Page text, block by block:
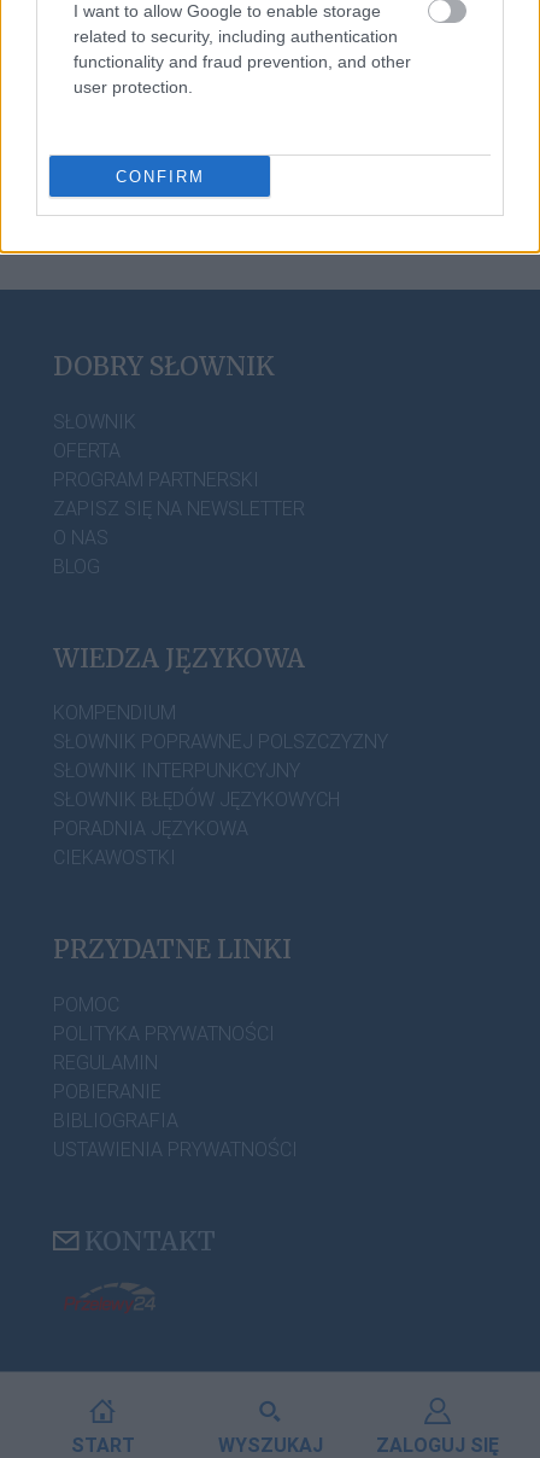
I want to allow Google to enable storage
related to security, including authentication
functionality and fraud prevention, and other
user protection.
CONFIRM
sylabotoniczny
DOBRY SŁOWNIK
SŁOWNIK
OFERTA
PROGRAM PARTNERSKI
ZAPISZ SIĘ NA NEWSLETTER
O NAS
BLOG
WIEDZA JĘZYKOWA
KOMPENDIUM
SŁOWNIK POPRAWNEJ POLSZCZYZNY
SŁOWNIK INTERPUNKCYJNY
SŁOWNIK BŁĘDÓW JĘZYKOWYCH
PORADNIA JĘZYKOWA
CIEKAWOSTKI
PRZYDATNE LINKI
POMOC
POLITYKA PRYWATNOŚCI
REGULAMIN
POBIERANIE
BIBLIOGRAFIA
USTAWIENIA PRYWATNOŚCI
KONTAKT
START WYSZUKAJ ZALOGUJ SIĘ